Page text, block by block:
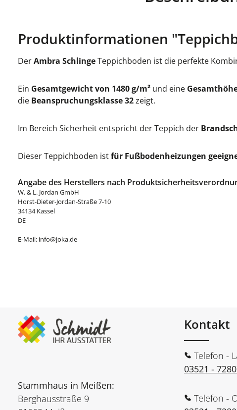
Produktinformationen
DerAmbra SchlingeTeppichboden ist die perfekte
Ein Gesamtgewicht von 1480 g/m² und eine
die Beanspruchungsklasse 32zeigt.
Im Bereich Sicherheit entspricht der Teppich der
Dieser Teppichboden istfür Fußbodenheizungen
Angabe des Herstellers nach
W. & L. Jordan GmbH
Horst-Dieter-Jordan-Straße 7-10
34134 Kassel
DE
E-Mail: info@joka.de
Stammhaus in Meißen:
Berghausstraße 9
Kontakt
Telefon -
03521 -
Telefon -